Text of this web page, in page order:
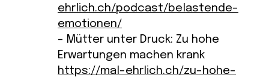
ehrlich.ch/podcast/belastende-
emotionen/
– Mütter unter Druck: Zu hohe
Erwartungen machen krank
https://mal-ehrlich.ch/zu-hohe-